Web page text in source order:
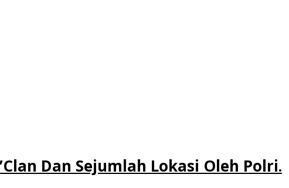
Dan Sejumlah Lokasi Oleh Polri.